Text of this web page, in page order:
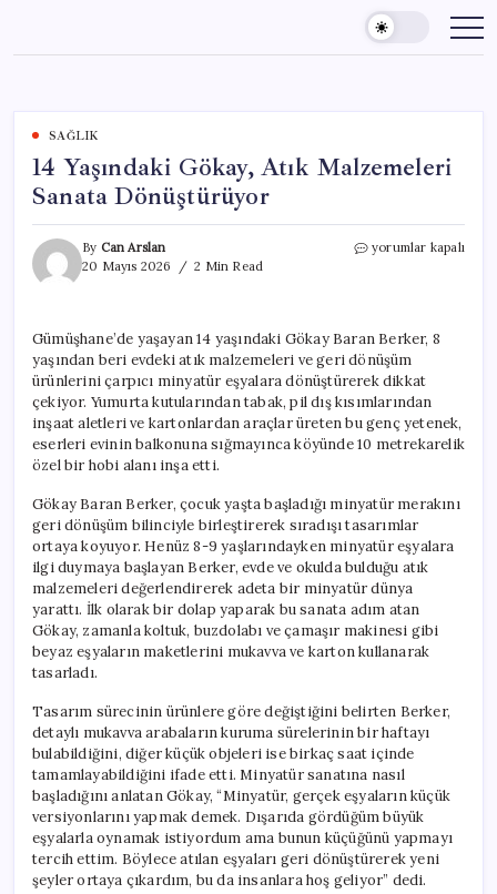
content
SAĞLIK
14 Yaşındaki Gökay, Atık Malzemeleri
Sanata Dönüştürüyor
By Can Arslan
20 Mayıs 2026
2 Min Read
14
Sanata
Dönüştürüyor
için
yorumlar kapalı
Gümüşhane’de yaşayan 14 yaşındaki Gökay Baran Berker, 8
yaşından beri evdeki atık malzemeleri ve geri dönüşüm
ürünlerini çarpıcı minyatür eşyalara dönüştürerek dikkat
çekiyor. Yumurta kutularından tabak, pil dış kısımlarından
inşaat aletleri ve kartonlardan araçlar üreten bu genç yetenek,
eserleri evinin balkonuna sığmayınca köyünde 10 metrekarelik
özel bir hobi alanı inşa etti.
Gökay Baran Berker, çocuk yaşta başladığı minyatür merakını
geri dönüşüm bilinciyle birleştirerek sıradışı tasarımlar
ortaya koyuyor. Henüz 8-9 yaşlarındayken minyatür eşyalara
ilgi duymaya başlayan Berker, evde ve okulda bulduğu atık
malzemeleri değerlendirerek adeta bir minyatür dünya
yarattı. İlk olarak bir dolap yaparak bu sanata adım atan
Gökay, zamanla koltuk, buzdolabı ve çamaşır makinesi gibi
beyaz eşyaların maketlerini mukavva ve karton kullanarak
tasarladı.
Tasarım sürecinin ürünlere göre değiştiğini belirten Berker,
detaylı mukavva arabaların kuruma sürelerinin bir haftayı
bulabildiğini, diğer küçük objeleri ise birkaç saat içinde
tamamlayabildiğini ifade etti. Minyatür sanatına nasıl
başladığını anlatan Gökay, “Minyatür, gerçek eşyaların küçük
versiyonlarını yapmak demek. Dışarıda gördüğüm büyük
eşyalarla oynamak istiyordum ama bunun küçüğünü yapmayı
tercih ettim. Böylece atılan eşyaları geri dönüştürerek yeni
şeyler ortaya çıkardım, bu da insanlara hoş geliyor” dedi.